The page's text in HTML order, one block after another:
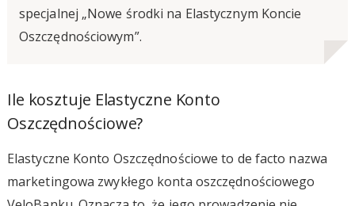
specjalnej „Nowe środki na Elastycznym Koncie
Oszczędnościowym”.
Ile kosztuje Elastyczne Konto
Oszczędnościowe?
Elastyczne Konto Oszczędnościowe to de facto nazwa
marketingowa zwykłego konta oszczędnościowego